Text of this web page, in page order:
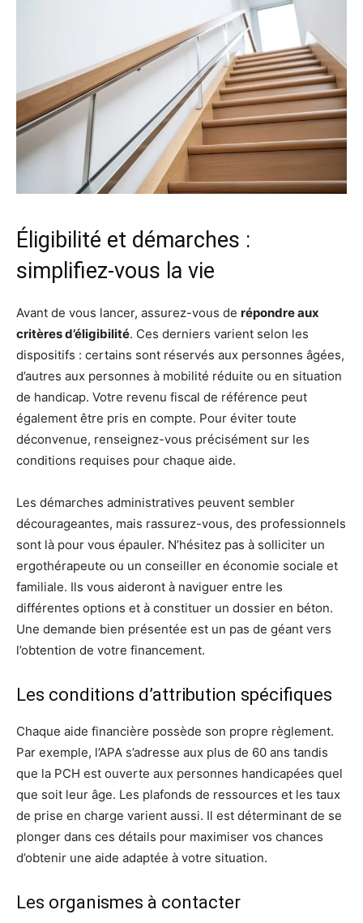
Éligibilité et démarches :
simplifiez-vous la vie
Avant de vous lancer, assurez-vous de répondre aux
critères d’éligibilité. Ces derniers varient selon les
dispositifs : certains sont réservés aux personnes âgées,
d’autres aux personnes à mobilité réduite ou en situation
de handicap. Votre revenu fiscal de référence peut
également être pris en compte. Pour éviter toute
déconvenue, renseignez-vous précisément sur les
conditions requises pour chaque aide.
Les démarches administratives peuvent sembler
décourageantes, mais rassurez-vous, des professionnels
sont là pour vous épauler. N’hésitez pas à solliciter un
ergothérapeute ou un conseiller en économie sociale et
familiale. Ils vous aideront à naviguer entre les
différentes options et à constituer un dossier en béton.
Une demande bien présentée est un pas de géant vers
l’obtention de votre financement.
Les conditions d’attribution spécifiques
Chaque aide financière possède son propre règlement.
Par exemple, l’APA s’adresse aux plus de 60 ans tandis
que la PCH est ouverte aux personnes handicapées quel
que soit leur âge. Les plafonds de ressources et les taux
de prise en charge varient aussi. Il est déterminant de se
plonger dans ces détails pour maximiser vos chances
d’obtenir une aide adaptée à votre situation.
Les organismes à contacter